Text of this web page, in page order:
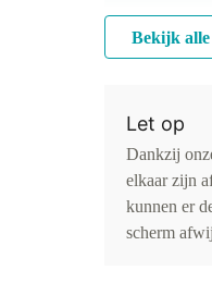
Bekijk alle
Let op
Dankzij
elkaar zijn
kunnen er
scherm